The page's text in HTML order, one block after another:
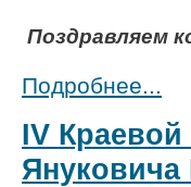
Поздравляем
Подробнее...
IV
Януковича